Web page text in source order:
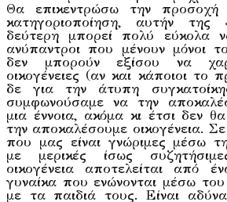
Θα επικεντρώσω την
κατηγοριοποίηση, αυτήν της
δεύτερη μπορεί πολύ εύκολα
ανύπαντροι που μένουν μόνοι
δεν μπορούν εξίσου να
οικογένειες (αν και κάποιοι το
δε για την άτυπη
συμφωνούσαμε να την
μια έννοια, ακόμα κι έτσι δεν
την αποκαλέσουμε οικογένεια. Σε
που μας είναι γνώριμες μέσω
με μερικές ίσως
οικογένεια αποτελείται από
γυναίκα που ενώνονται μέσω
με τα παιδιά τους. Είναι